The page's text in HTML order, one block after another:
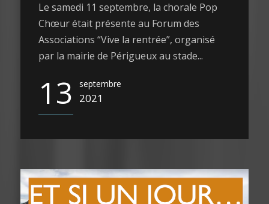
Le samedi 11 septembre, la chorale Pop
Chœur était présente au Forum des
Associations “Vive la rentrée”, organisé
par la mairie de Périgueux au stade...
13 septembre
2021